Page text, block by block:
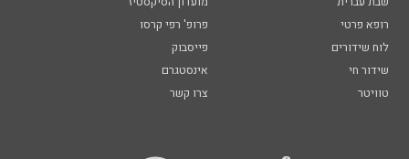
רופא פרטי
פרופ' רפי קרסו
לוח שידורים
פייסבוק
שידור חי
אינסטגרם
טוויטר
צרו קשר